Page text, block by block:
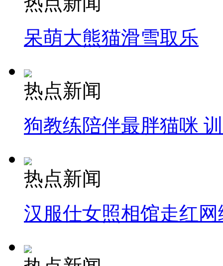
呆萌大熊猫滑雪取乐
热点新闻
狗教练陪伴最胖猫咪
热点新闻
汉服仕女照相馆走红网